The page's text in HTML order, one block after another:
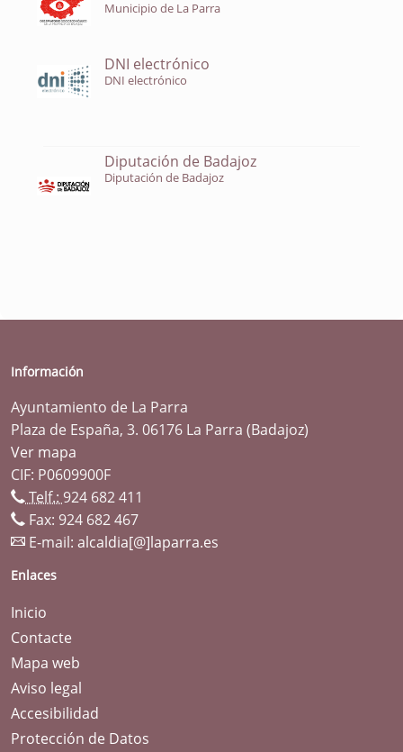
Municipio de La Parra
DNI electrónico
DNI electrónico
Diputación de Badajoz
Diputación de Badajoz
Información
Ayuntamiento de La Parra
Plaza de España, 3. 06176 La Parra (Badajoz)
Ver mapa
CIF: P0609900F
Telf.: 924 682 411
Fax: 924 682 467
E-mail: alcaldia[@]laparra.es
Enlaces
Inicio
Contacte
Mapa web
Aviso legal
Accesibilidad
Protección de Datos